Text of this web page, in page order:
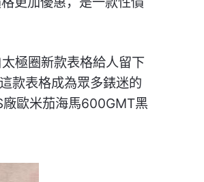
極圈新款表格給人留下
款表格成為眾多錶迷的
歐米茄海馬600GMT黑